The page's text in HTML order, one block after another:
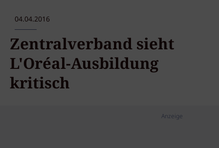
04.04.2016
Zentralverband sieht
L'Oréal-Ausbildung
kritisch
Anzeige